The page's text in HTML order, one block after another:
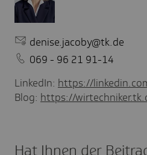
denise.jacoby@tk.de
069 - 96 21 91-14
LinkedIn: https://
Blog: https://
Hat Ihnen der